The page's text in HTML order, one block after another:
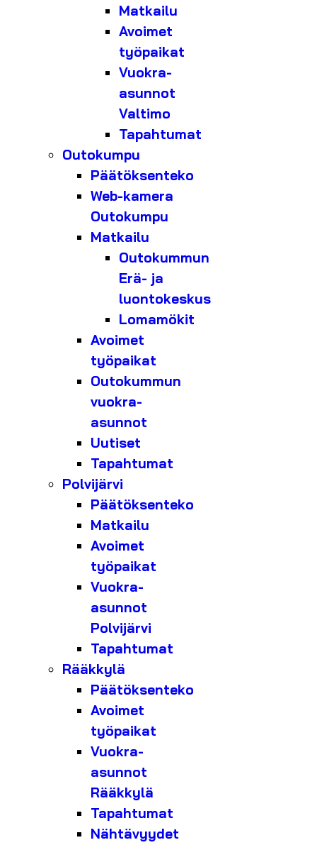
Matkailu
Avoimet
työpaikat
Vuokra-
asunnot
Valtimo
Tapahtumat
Outokumpu
Päätöksenteko
Web-kamera
Outokumpu
Matkailu
Outokummun
Erä- ja
luontokeskus
Lomamökit
Avoimet
työpaikat
Outokummun
vuokra-
asunnot
Uutiset
Tapahtumat
Polvijärvi
Päätöksenteko
Matkailu
Avoimet
työpaikat
Vuokra-
asunnot
Polvijärvi
Tapahtumat
Rääkkylä
Päätöksenteko
Avoimet
työpaikat
Vuokra-
asunnot
Rääkkylä
Tapahtumat
Nähtävyydet